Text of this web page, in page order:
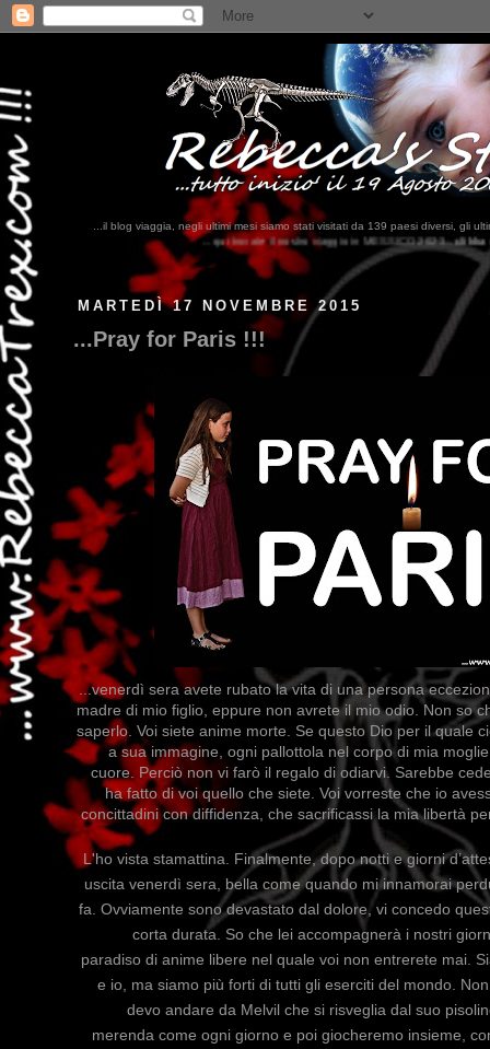
...il blog viaggia, negli ultimi mesi siamo stati visitati da 139 paesi diversi, gli
...qui trovate il nostro viaggio in MESSICO 2023...clikka qui !!!
MARTEDÌ 17 NOVEMBRE 2015
...Pray for Paris !!!
...venerdì sera avete rubato la vita di una persona
madre di mio figlio, eppure non avrete il mio odio. Non so
saperlo. Voi siete anime morte. Se questo Dio per il quale
a sua immagine, ogni pallottola nel corpo di mia
cuore. Perciò non vi farò il regalo di odiarvi. Sarebbe
ha fatto di voi quello che siete. Voi vorreste che io
concittadini con diffidenza, che sacrificassi la mia libertà
L'ho vista stamattina. Finalmente, dopo notti e giorni
uscita venerdì sera, bella come quando mi innamorai
fa. Ovviamente sono devastato dal dolore, vi concedo
corta durata. So che lei accompagnerà i nostri
paradiso di anime libere nel quale voi non entrerete mai.
e io, ma siamo più forti di tutti gli eserciti del mondo.
devo andare da Melvil che si risveglia dal suo
merenda come ogni giorno e poi giocheremo insieme,